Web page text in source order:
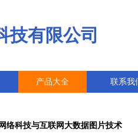
技有限公司
产品大全 联系我
网络科技与互联网大数据图片技术